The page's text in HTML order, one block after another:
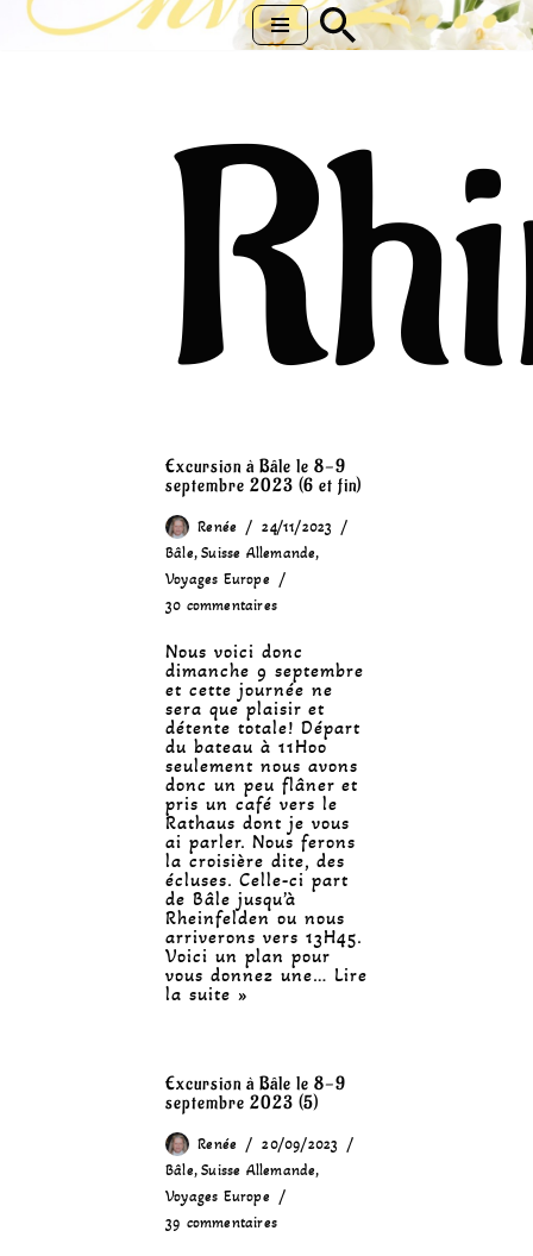
Excursion à Bâle le 8-9
septembre 2023 (6 et fin)
Renée
24/11/2023
Bâle,Suisse Allemande,
Voyages Europe
30 commentaires
Nous voici donc
dimanche 9 septembre
et cette journée ne
sera que plaisir et
détente totale! Départ
du bateau à 11Hoo
seulement nous avons
donc un peu flâner et
pris un café vers le
Rathaus dont je vous
ai parler. Nous ferons
la croisière dite, des
écluses. Celle-ci part
de Bâle jusqu’à
Rheinfelden ou nous
arriverons vers 13H45.
Voici un plan pour
vous donnez une… Lire
la suite »
Excursion à Bâle le 8-9
septembre 2023 (5)
Renée
20/09/2023
Bâle,Suisse Allemande,
Voyages Europe
39 commentaires